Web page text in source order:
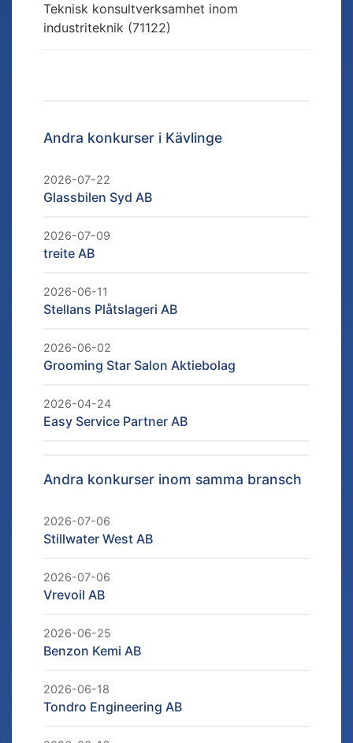
Teknisk konsultverksamhet inom
industriteknik (71122)
Andra konkurser i Kävlinge
2026-07-22
Glassbilen Syd AB
2026-07-09
treite AB
2026-06-11
Stellans Plåtslageri AB
2026-06-02
Grooming Star Salon Aktiebolag
2026-04-24
Easy Service Partner AB
Andra konkurser inom samma bransch
2026-07-06
Stillwater West AB
2026-07-06
Vrevoil AB
2026-06-25
Benzon Kemi AB
2026-06-18
Tondro Engineering AB